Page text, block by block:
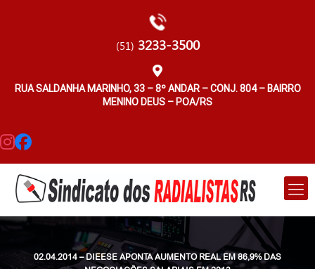
(51) 3233-3500
RUA SALDANHA MARINHO, 33 – 8º ANDAR – CONJ. 804 – BAIRRO
MENINO DEUS – POA/RS
02.04.2014 – DIEESE APONTA AUMENTO REAL EM 86,9% DAS